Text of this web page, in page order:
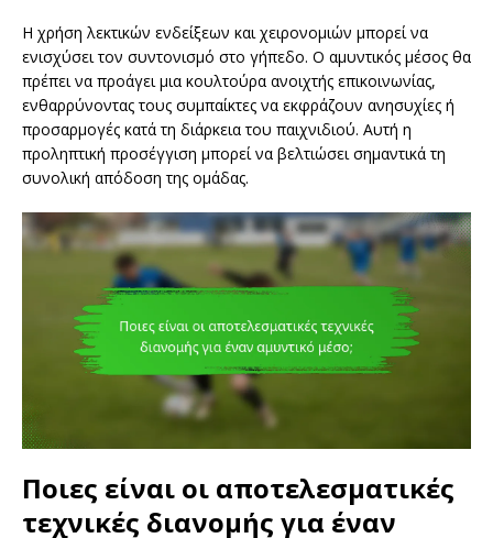
Η χρήση λεκτικών ενδείξεων και χειρονομιών μπορεί να
ενισχύσει τον συντονισμό στο γήπεδο. Ο αμυντικός μέσος θα
πρέπει να προάγει μια κουλτούρα ανοιχτής επικοινωνίας,
ενθαρρύνοντας τους συμπαίκτες να εκφράζουν ανησυχίες ή
προσαρμογές κατά τη διάρκεια του παιχνιδιού. Αυτή η
προληπτική προσέγγιση μπορεί να βελτιώσει σημαντικά τη
συνολική απόδοση της ομάδας.
Ποιες είναι οι αποτελεσματικές
τεχνικές διανομής για έναν